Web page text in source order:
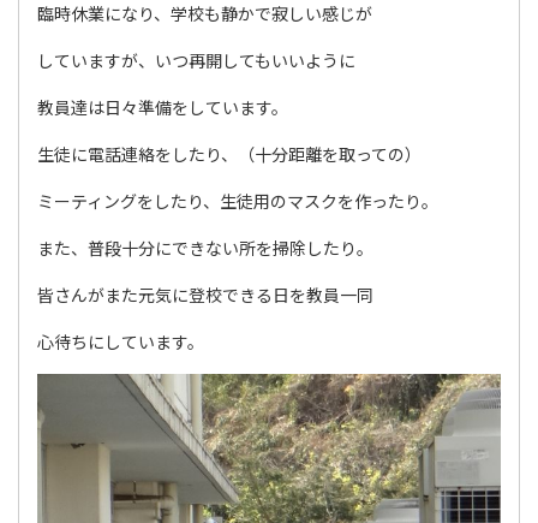
臨時休業になり、学校も静かで寂しい感じが
していますが、いつ再開してもいいように
教員達は日々準備をしています。
生徒に電話連絡をしたり、（十分距離を取っての）
ミーティングをしたり、生徒用のマスクを作ったり。
また、普段十分にできない所を掃除したり。
皆さんがまた元気に登校できる日を教員一同
心待ちにしています。